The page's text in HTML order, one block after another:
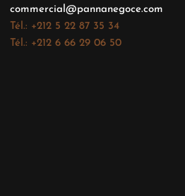
commercial@pannanegoce.com
Tél.: +212 5 22 87 35 34
Tél.: +212 6 66 29 06 50